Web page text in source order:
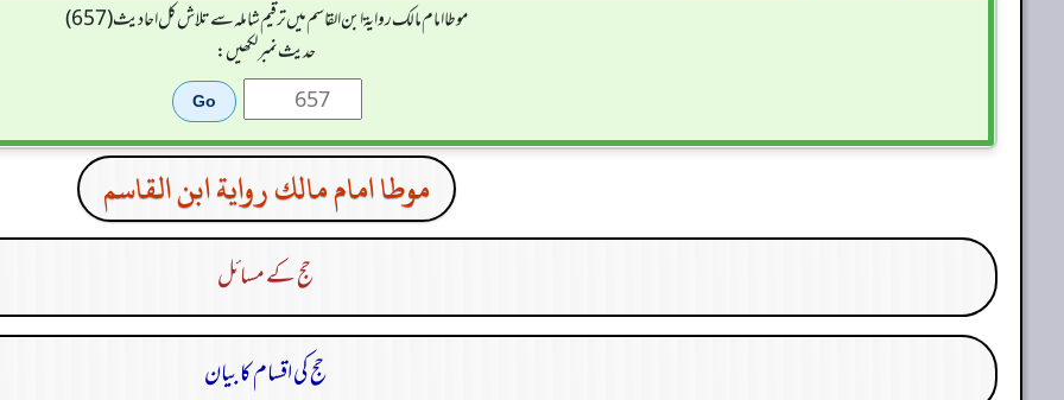
موطا امام مالك رواية ابن القاسم میں ترقیم شاملہ سے تلاش کل احادیث (657)
حدیث نمبر لکھیں:
موطا امام مالك رواية ابن القاسم
حج کے مسائل
حج کی اقسام کا بیان